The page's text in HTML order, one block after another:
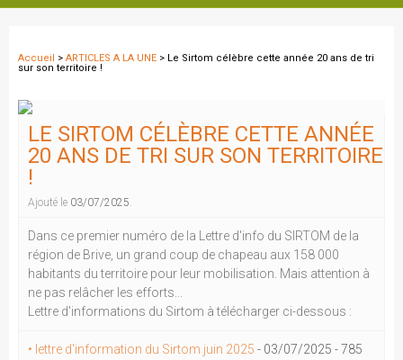
Accueil > ARTICLES A LA UNE > Le Sirtom célèbre cette année 20 ans de tri
sur son territoire !
LE SIRTOM CÉLÈBRE CETTE ANNÉE
20 ANS DE TRI SUR SON TERRITOIRE
!
Ajouté le 03/07/2025.
Dans ce premier numéro de la Lettre d'info du SIRTOM de la
région de Brive, un grand coup de chapeau aux 158 000
habitants du territoire pour leur mobilisation. Mais attention à
ne pas relâcher les efforts...
Lettre d'informations du Sirtom à télécharger ci-dessous :
• lettre d'information du Sirtom juin 2025 - 03/07/2025 -785